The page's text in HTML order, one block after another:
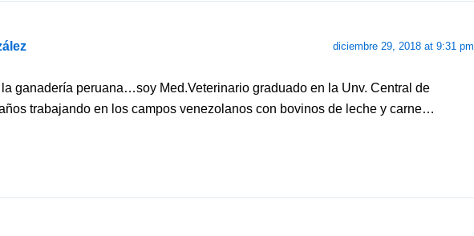
diciembre 29, 2018 at 9:31 pm
ganadería peruana…soy Med.Veterinario graduado en la Unv. Central de
trabajando en los campos venezolanos con bovinos de leche y carne…